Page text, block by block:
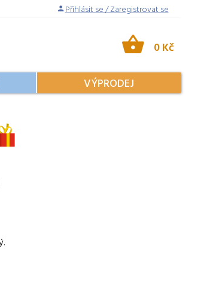
Přihlásit se / Zaregistrovat se
0 Kč
VÝPRODEJ